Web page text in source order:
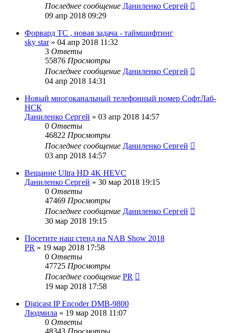
Последнее сообщение Даниленко Сергей
09 апр 2018 09:29
Форвард ТС , новая задача - таймшифтинг
sky star» 04 апр 2018 11:32
3 Ответы
55876 Просмотры
Последнее сообщение Даниленко Сергей
04 апр 2018 14:31
Новый многоканальный телефонный номер СофтЛаб-
НСК
Даниленко Сергей » 03 апр 2018 14:57
0 Ответы
46822 Просмотры
Последнее сообщение Даниленко Сергей
03 апр 2018 14:57
Вещание Ultra HD 4K HEVC
Даниленко Сергей » 30 мар 2018 19:15
0 Ответы
47469 Просмотры
Последнее сообщение Даниленко Сергей
30 мар 2018 19:15
Посетите наш стенд на NAB Show 2018
PR » 19 мар 2018 17:58
0 Ответы
47725 Просмотры
Последнее сообщение PR
19 мар 2018 17:58
Digicast IP Encoder DMB-9800
Людмила » 19 мар 2018 11:07
0 Ответы
48343 Просмотры